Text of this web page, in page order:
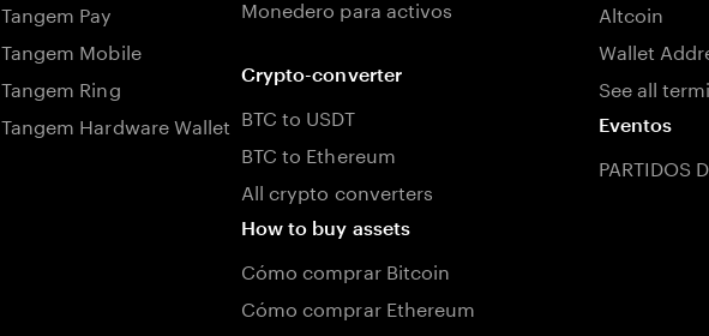
Tangem Pay
Tangem Mobile
Tangem Ring
Tangem Hardware Wallet
Monedero para activos
Crypto-converter
BTC to USDT
BTC to Ethereum
All crypto converters
How to buy assets
Cómo comprar Bitcoin
Cómo comprar Ethereum
Altcoin
Wallet
See all
Eventos
PARTIDOS